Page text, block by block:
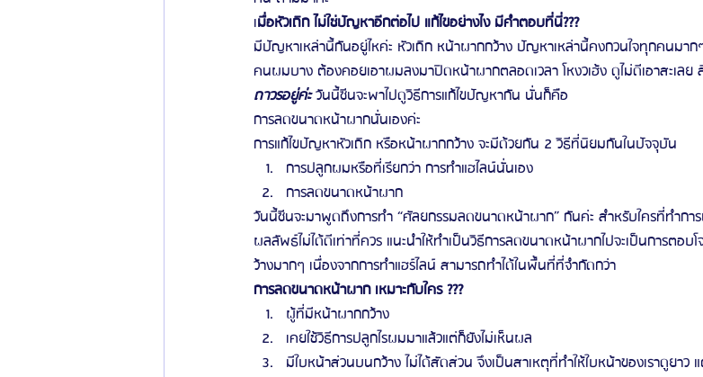
ข่าวสารศัลยกรรมเกาหลี รีวิวดูดไขมัน รีวิวดูดไขมันหน้า รีวิวดูดไขมันเหนียง
เมื่อหัวเถิก ไม่ใช่ปัญหาอีกต่อไป แก้ไขอย่างไง มีคำตอบที่นี่???
มีปัญหาเหล่านี้กันอยู่ไหค่ะ หัวเถิก หน้าผากกว้าง ปัญหาเหล่านี้คงกวนใจทุกคนมากๆ
คนผมบาง ต้องคอยเอาผมลงมาปิดหน้าผากตลอดเวลา โหงวเฮ้ง ดูไม่ดีเอาสะเลย
ถาวรอยู่ค่ะ วันนี้ซีนจะพาไปดูวิธีการแก้ไขปัญหากัน นั่นก็คือ
การลดขนาดหน้าผากนั่นเองค่ะ
การแก้ไขปัญหาหัวเถิก หรือหน้าผากกว้าง จะมีด้วยกัน 2 วิธีที่นิยมกันในปัจจุบัน
การปลูกผมหรือที่เรียกว่า การทำแฮไลน์นั่นเอง
การลดขนาดหน้าผาก
วันนี้ซีนจะมาพูดถึงการทำ “ศัลยกรรมลดขนาดหน้าผาก” กันค่ะ สำหรับใครที่ทำกา
ผลลัพธ์ไม่ได้ดีเท่าที่ควร แนะนำให้ทำเป็นวิธีการลดขนาดหน้าผากไปจะเป็นการ
ว้างมากๆ เนื่องจากการทำแฮร์ไลน์ สามารถทำได้ในพื้นที่ที่จำกัดกว่า
การลดขนาดหน้าผาก เหมาะกับใคร ???
ผู้ที่มีหน้าผากกว้าง
เคยใช้วิธีการปลูกไรผมมาแล้วแต่ก็ยังไม่เห็นผล
มีใบหน้าส่วนบนกว้าง ไม่ได้สัดส่วน จึงเป็นสาเหตุที่ทำให้ใบหน้าของเราดูยาว